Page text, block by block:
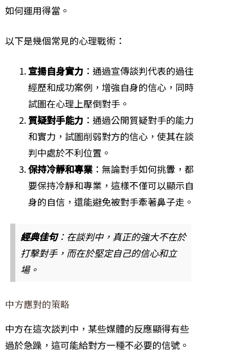
如何運用得當。
以下是幾個常見的心理戰術：
宣揚自身實力 ：通過宣傳談判代表的過往
經歷和成功案例，增強自身的信心，同時
試圖在心理上壓倒對手。
質疑對手能力 ：通過公開質疑對手的能力
和實力，試圖削弱對方的信心，使其在談
判中處於不利位置。
保持冷靜和專業 ：無論對手如何挑釁，都
要保持冷靜和專業，這樣不僅可以顯示自
身的自信，還能避免被對手牽著鼻子走。
經典佳句：在談判中，真正的強大不在於
打擊對手，而在於堅定自己的信心和立
場。
中方應對的策略
中方在這次談判中，某些媒體的反應顯得有些
過於急躁，這可能給對方一種不必要的信號。